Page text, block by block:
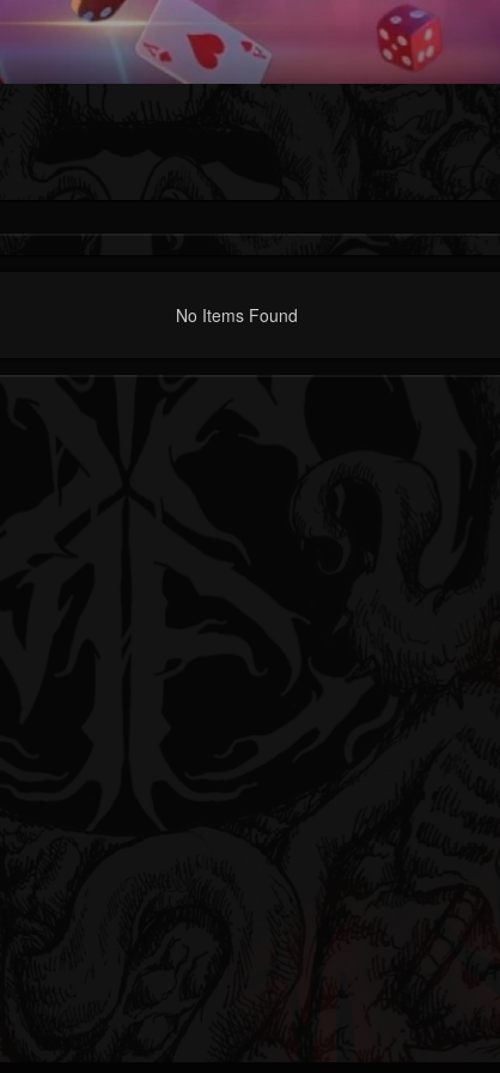
No Items Found